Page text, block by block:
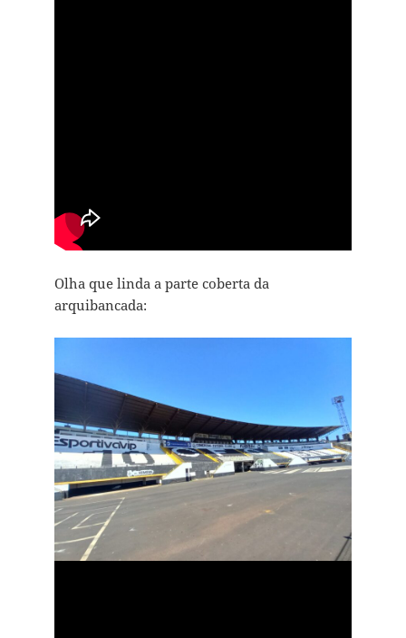
Olha que linda a parte coberta da
arquibancada: